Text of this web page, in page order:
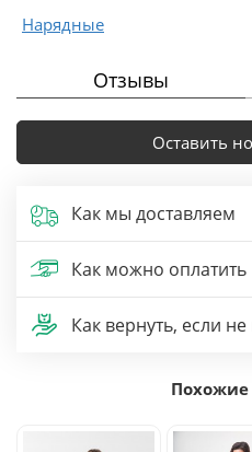
Нарядные
Отзывы
Оставить
Как мы доставляем
Как можно оплатить
Как вернуть, если